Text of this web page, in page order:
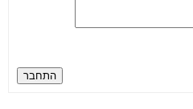
התחבר